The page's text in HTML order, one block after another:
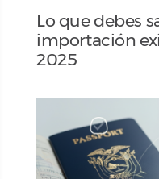
Lo que debes
importación
2025